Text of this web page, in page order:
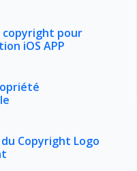
copyright pour
iOS APP
Copyright Logo